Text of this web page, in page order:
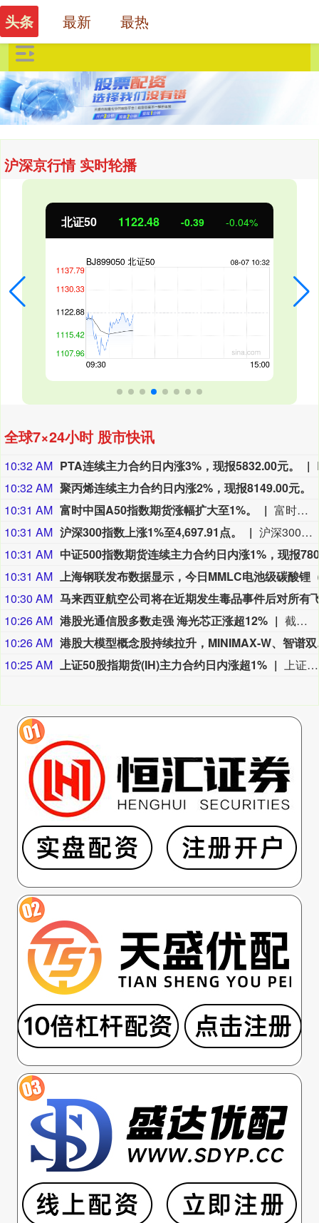
沪深京行情 实时轮播
北证50 1122.48 -0.39 -0.04%
全球7×24小时 股市快讯
10:32 AM PTA连续主力合约日内涨3%，现报5832.00元。
10:32 AM 聚丙烯连续主力合约日内涨2%，现报8149.00元。
10:31 AM 富时中国A50指数期货涨幅扩大至1%。
富时中国A50指数期货涨幅扩大至1%。
10:31 AM 沪深300指数上涨1%至4,697.91点。
沪深300指数上涨1%至4,697.91点。
10:31 AM
10:31 AM
10:30 AM
10:26 AM 港股光通信股多数走强 海光芯正涨超12%
截至发稿，海光芯正(01191.HK)涨12.27%，剑桥科技(6166.HK)涨7.29%，中际旭创(03308.HK)涨5.82%。
10:26 AM
港股
10:25 AM 上证50股指期货(IH)主力合约日内涨超1% 上证50股指期货(IH)主力合约日内涨超1%，现报2920.4点。
头条 最新 最热